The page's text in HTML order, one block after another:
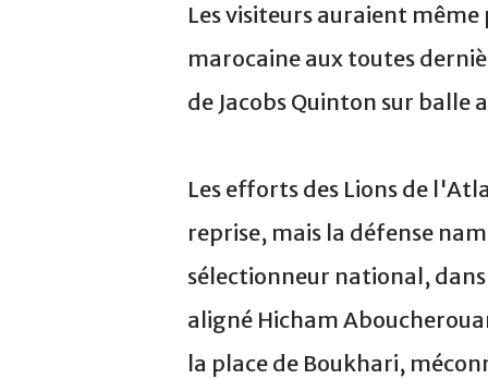
Les visiteurs auraient
marocaine aux toutes
de Jacobs Quinton sur balle
Les efforts des Lions de
reprise, mais la défense
sélectionneur national,
aligné Hicham
la place de Boukhari,